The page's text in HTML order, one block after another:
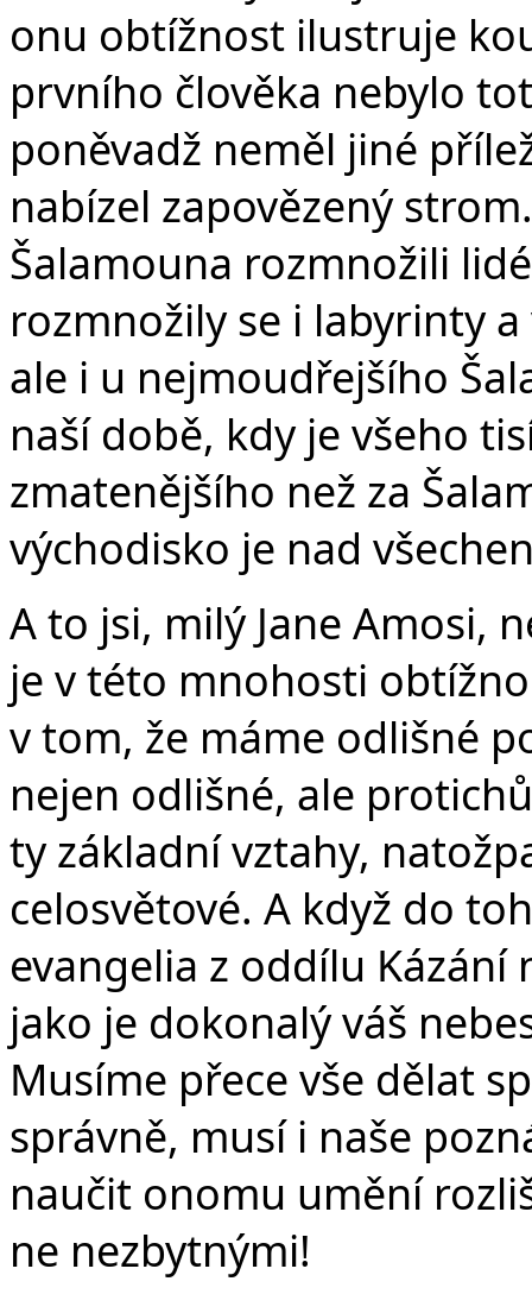
onu obtížnost ilustruje
prvního člověka nebylo
poněvadž neměl jiné
nabízel zapovězený
Šalamouna rozmnožili
rozmnožily se i labyrinty
ale i u nejmoudřejšího
naší době, kdy je všeho
zmatenějšího než za
východisko je nad
A to jsi, milý Jane Amosi,
je v této mnohosti
v tom, že máme odlišné
nejen odlišné, ale
ty základní vztahy,
celosvětové. A když do
evangelia z oddílu
jako je dokonalý váš
Musíme přece vše dělat
správně, musí i naše
naučit onomu umění
ne nezbytnými!